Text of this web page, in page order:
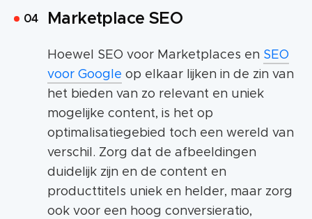
Marketplace SEO
Hoewel SEO voor Marketplaces en SEO
voor Google op elkaar lijken in de zin van
het bieden van zo relevant en uniek
mogelijke content, is het op
optimalisatiegebied toch een wereld van
verschil. Zorg dat de afbeeldingen
duidelijk zijn en de content en
producttitels uniek en helder, maar zorg
ook voor een hoog conversieratio,